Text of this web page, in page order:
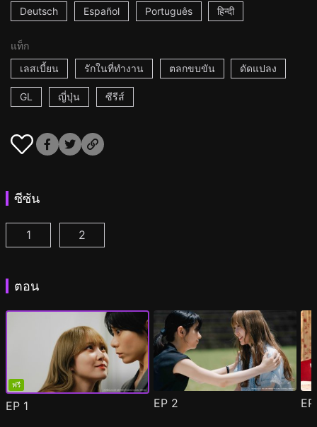
Deutsch Español Português हिन्दी
แท็ก
เลสเบี้ยน
รักในที่ทำงาน ตลกขบขัน ดัดแปลง
GL ญี่ปุ่น ซีรีส์
ซีซัน
อายากะจังรักรุ่นพี่ฮิโรโกะนะคะ ตอนที่ 1
1 อายากะจังรักรุ่นพี่ฮิโรโกะนะคะ ซีซั่น 2 ตอนที่
2
ตอน
ฟรี
EP 1 EP 2